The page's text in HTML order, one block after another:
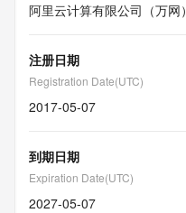
阿里云计算有限公司（万网）
注册日期
Registration Date(UTC)
2017-05-07
到期日期
Expiration Date(UTC)
2027-05-07